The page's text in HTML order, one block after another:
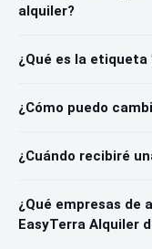
alquiler?
¿Qué es la
¿Cómo puedo
¿Cuándo recibiré
¿Qué empresas de
EasyTerra Alquiler